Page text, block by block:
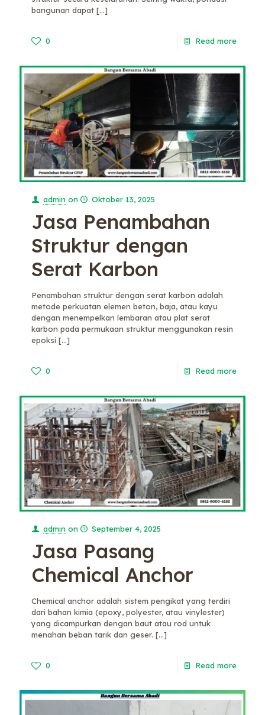
bangunan dapat […]
0 Read more
admin on Oktober 13, 2025
Jasa Penambahan
Struktur dengan
Serat Karbon
Penambahan struktur dengan serat karbon adalah
metode perkuatan elemen beton, baja, atau kayu
dengan menempelkan lembaran atau plat serat
karbon pada permukaan struktur menggunakan resin
epoksi […]
0 Read more
admin on September 4, 2025
Jasa Pasang
Chemical Anchor
Chemical anchor adalah sistem pengikat yang terdiri
dari bahan kimia (epoxy, polyester, atau vinylester)
yang dicampurkan dengan baut atau rod untuk
menahan beban tarik dan geser. […]
0 Read more